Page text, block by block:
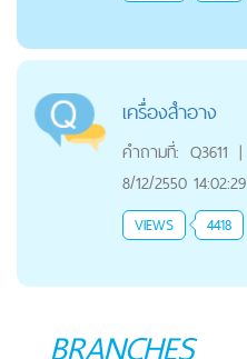
เครื่องสำอาง
คำถามที่: Q3611 |
8/12/2550 14:02:29
VIEWS 4418
BRANCHES